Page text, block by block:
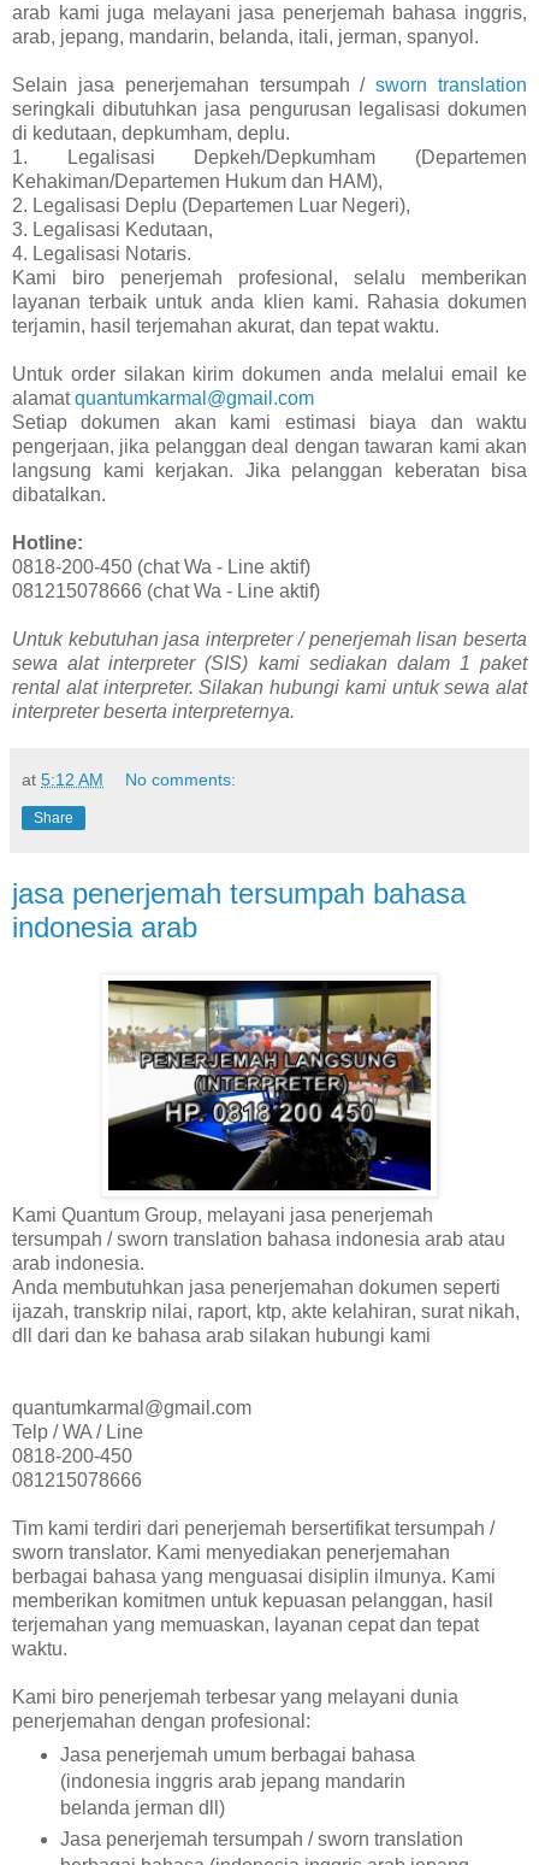
arab kami juga melayani jasa penerjemah bahasa inggris,
arab, jepang, mandarin, belanda, itali, jerman, spanyol.
Selain jasa penerjemahan tersumpah /sworn translation
seringkali dibutuhkan jasa pengurusan legalisasi dokumen
di kedutaan, depkumham, deplu.
1. Legalisasi Depkeh/Depkumham (Departemen
Kehakiman/Departemen Hukum dan HAM),
2. Legalisasi Deplu (Departemen Luar Negeri),
3. Legalisasi Kedutaan,
4. Legalisasi Notaris.
Kami biro penerjemah profesional, selalu memberikan
layanan terbaik untuk anda klien kami. Rahasia dokumen
terjamin, hasil terjemahan akurat, dan tepat waktu.
Untuk order silakan kirim dokumen anda melalui email ke
alamatquantumkarmal@gmail.com
Setiap dokumen akan kami estimasi biaya dan waktu
pengerjaan, jika pelanggan deal dengan tawaran kami akan
langsung kami kerjakan. Jika pelanggan keberatan bisa
dibatalkan.
Hotline:
0818-200-450 (chat Wa - Line aktif)
081215078666 (chat Wa - Line aktif)
Untuk kebutuhan jasa interpreter / penerjemah lisan beserta
sewa alat interpreter (SIS) kami sediakan dalam 1 paket
rental alat interpreter. Silakan hubungi kami untuk sewa alat
interpreter beserta interpreternya.
at 5:12 AM No comments:
Share
jasa penerjemah tersumpah bahasa
indonesia arab
Kami Quantum Group, melayani jasa penerjemah
tersumpah / sworn translation bahasa indonesia arab atau
arab indonesia.
Anda membutuhkan jasa penerjemahan dokumen seperti
ijazah, transkrip nilai, raport, ktp, akte kelahiran, surat nikah,
dll dari dan ke bahasa arab silakan hubungi kami
quantumkarmal@gmail.com
Telp / WA / Line
0818-200-450
081215078666
Tim kami terdiri dari penerjemah bersertifikat tersumpah /
sworn translator. Kami menyediakan penerjemahan
berbagai bahasa yang menguasai disiplin ilmunya. Kami
memberikan komitmen untuk kepuasan pelanggan, hasil
terjemahan yang memuaskan, layanan cepat dan tepat
waktu.
Kami biro penerjemah terbesar yang melayani dunia
penerjemahan dengan profesional:
Jasa penerjemah umum berbagai bahasa
(indonesia inggris arab jepang mandarin
belanda jerman dll)
Jasa penerjemah tersumpah / sworn translation